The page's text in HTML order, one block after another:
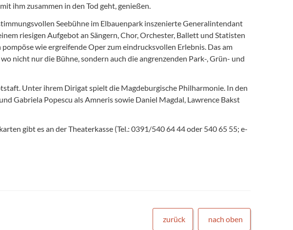
ihm zusammen in den Tod geht, genießen.
Seebühne im Elbauenpark inszenierte Generalintendant
riesigen Aufgebot an Sängern, Chor, Orchester, Ballett und Statisten
wie ergreifende Oper zum eindrucksvollen Erlebnis. Das am
nicht nur die Bühne, sondern auch die angrenzenden Park-, Grün- und
Unter ihrem Dirigat spielt die Magdeburgische Philharmonie. In den
Gabriela Popescu als Amneris sowie Daniel Magdal, Lawrence Bakst
gibt es an der Theaterkasse (Tel.: 0391/540 64 44 oder 540 65 55; e-
zurück nach oben